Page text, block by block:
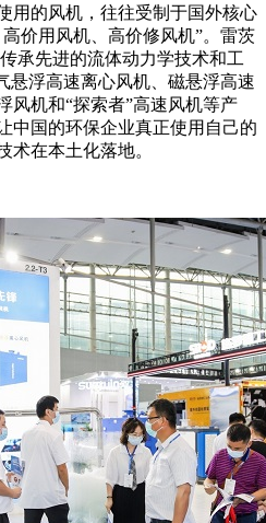
用的风机，往往受制于国外核心
价用风机、高价修风机”。雷茨
承先进的流体动力学技术和工
悬浮高速离心风机、磁悬浮高速
风机和“探索者”高速风机等产
中国的环保企业真正使用自己的
术在本土化落地。